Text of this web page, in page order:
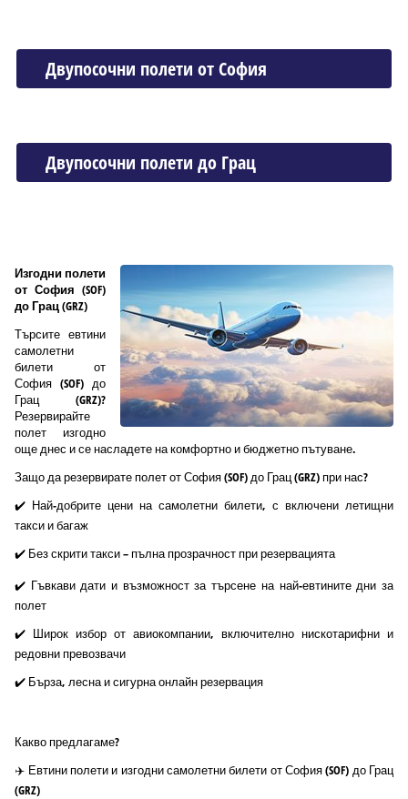
Двупосочни полети от София
Двупосочни полети до Грац
Изгодни полети
от София (SOF)
до Грац (GRZ)
Търсите евтини
самолетни
билети от
София (SOF) до
Грац (GRZ)?
Резервирайте
полет изгодно
още днес и се насладете на комфортно и бюджетно пътуване.
Защо да резервирате полет от София (SOF) до Грац (GRZ) при нас?
✔️ Най-добрите цени на самолетни билети, с включени летищни
такси и багаж
✔️ Без скрити такси – пълна прозрачност при резервацията
✔️ Гъвкави дати и възможност за търсене на най-евтините дни за
полет
✔️ Широк избор от авиокомпании, включително нискотарифни и
редовни превозвачи
✔️ Бърза, лесна и сигурна онлайн резервация
Какво предлагаме?
✈️ Евтини полети и изгодни самолетни билети от София (SOF) до Грац
(GRZ)